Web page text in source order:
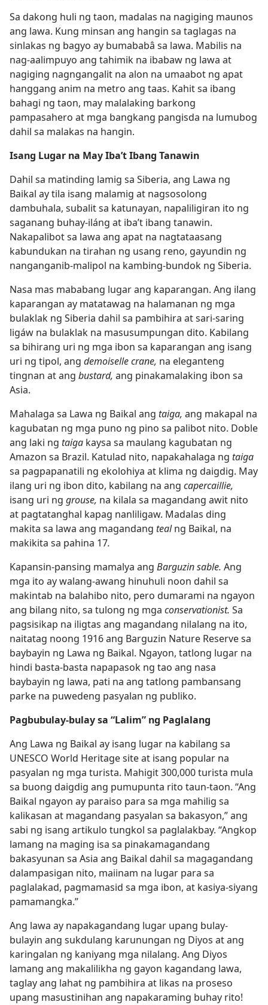
Sa dakong huli ng taon, madalas na nagiging maunos
ang lawa. Kung minsan ang hangin sa taglagas na
sinlakas ng bagyo ay bumababâ sa lawa. Mabilis na
nag-aalimpuyo ang tahimik na ibabaw ng lawa at
nagiging nagngangalit na alon na umaabot ng apat
hanggang anim na metro ang taas. Kahit sa ibang
bahagi ng taon, may malalaking barkong
pampasahero at mga bangkang pangisda na lumubog
dahil sa malakas na hangin.
Isang Lugar na May Iba’t Ibang Tanawin
Dahil sa matinding lamig sa Siberia, ang Lawa ng
Baikal ay tila isang malamig at nagsosolong
dambuhala, subalit sa katunayan, napaliligiran ito ng
saganang buhay-iláng at iba’t ibang tanawin.
Nakapalibot sa lawa ang apat na nagtataasang
kabundukan na tirahan ng usang reno, gayundin ng
nanganganib-malipol na kambing-bundok ng Siberia.
Nasa mas mababang lugar ang kaparangan. Ang ilang
kaparangan ay matatawag na halamanan ng mga
bulaklak ng Siberia dahil sa pambihira at sari-saring
ligáw na bulaklak na masusumpungan dito. Kabilang
sa bihirang uri ng mga ibon sa kaparangan ang isang
uri ng tipol, ang demoiselle crane, na eleganteng
tingnan at ang bustard, ang pinakamalaking ibon sa
Asia.
Mahalaga sa Lawa ng Baikal ang taiga, ang makapal na
kagubatan ng mga puno ng pino sa palibot nito. Doble
ang laki ng taiga kaysa sa maulang kagubatan ng
Amazon sa Brazil. Katulad nito, napakahalaga ng taiga
sa pagpapanatili ng ekolohiya at klima ng daigdig. May
ilang uri ng ibon dito, kabilang na ang capercaillie,
isang uri ng grouse, na kilala sa magandang awit nito
at pagtatanghal kapag nanliligaw. Madalas ding
makita sa lawa ang magandang tealng Baikal, na
makikita sa pahina 17.
Kapansin-pansing mamalya ang Barguzin sable. Ang
mga ito ay walang-awang hinuhuli noon dahil sa
makintab na balahibo nito, pero dumarami na ngayon
ang bilang nito, sa tulong ng mga conservationist. Sa
pagsisikap na iligtas ang magandang nilalang na ito,
naitatag noong 1916 ang Barguzin Nature Reserve sa
baybayin ng Lawa ng Baikal. Ngayon, tatlong lugar na
hindi basta-basta napapasok ng tao ang nasa
baybayin ng lawa, pati na ang tatlong pambansang
parke na puwedeng pasyalan ng publiko.
Pagbubulay-bulay sa “Lalim” ng Paglalang
Ang Lawa ng Baikal ay isang lugar na kabilang sa
UNESCO World Heritage site at isang popular na
pasyalan ng mga turista. Mahigit 300,000 turista mula
sa buong daigdig ang pumupunta rito taun-taon. “Ang
Baikal ngayon ay paraiso para sa mga mahilig sa
kalikasan at magandang pasyalan sa bakasyon,” ang
sabi ng isang artikulo tungkol sa paglalakbay. “Angkop
lamang na maging isa sa pinakamagandang
bakasyunan sa Asia ang Baikal dahil sa magagandang
dalampasigan nito, maiinam na lugar para sa
paglalakad, pagmamasid sa mga ibon, at kasiya-siyang
pamamangka.”
Ang lawa ay napakagandang lugar upang bulay-
bulayin ang sukdulang karunungan ng Diyos at ang
karingalan ng kaniyang mga nilalang. Ang Diyos
lamang ang makalilikha ng gayon kagandang lawa,
taglay ang lahat ng pambihira at likas na proseso
upang masustinihan ang napakaraming buhay rito!